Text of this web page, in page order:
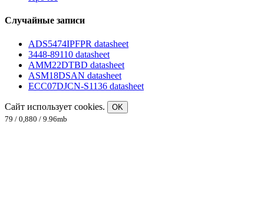
Случайные записи
ADS5474IPFPR datasheet
3448-89110 datasheet
AMM22DTBD datasheet
ASM18DSAN datasheet
ECC07DJCN-S1136 datasheet
Сайт использует cookies.
OK
79 / 0,880 / 9.96mb